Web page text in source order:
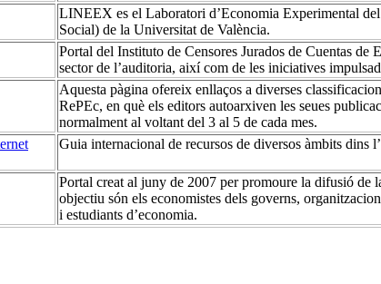
LINEEX es el Laboratori d’Economia Experimental
Social) de la Universitat de València.
Portal del Instituto de Censores Jurados de Cuentas
sector de l’auditoria, així com de les iniciatives
Aquesta pàgina ofereix enllaços a diverses
RePEc, en què els editors autoarxiven les seues
normalment al voltant del 3 al 5 de cada mes.
Guia internacional de recursos de diversos àmbits dins
Portal creat al juny de 2007 per promoure la difusió de
objectiu són els economistes dels governs,
i estudiants d’economia.